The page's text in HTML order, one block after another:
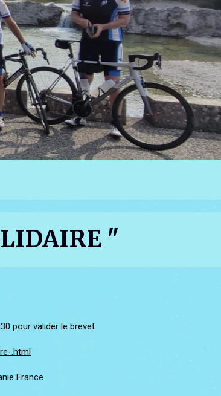
"
pour valider le brevet
.html
France